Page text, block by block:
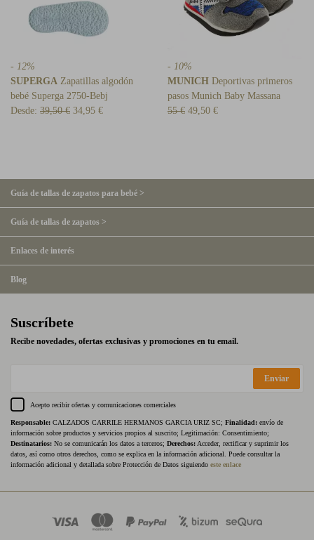
- 12%
SUPERGA Zapatillas algodón
bebé Superga 2750-Bebj
Desde: 39,50 € 34,95 €
- 10%
MUNICH Deportivas primeros
pasos Munich Baby Massana
55 € 49,50 €
Guía de tallas de zapatos para bebé >
Guía de tallas de zapatos >
Enlaces de interés
Blog
Suscríbete
Recibe novedades, ofertas exclusivas y promociones en tu email.
Enviar
Acepto recibir ofertas y comunicaciones comerciales
Responsable: CALZADOS CARRILE HERMANOS GARCIA URIZ SC; Finalidad: envío de
información sobre productos y servicios propios al suscrito; Legitimación: Consentimiento;
Destinatarios: No se comunicarán los datos a terceros; Derechos: Acceder, rectificar y suprimir los
datos, así como otros derechos, como se explica en la información adicional. Puede consultar la
información adicional y detallada sobre Protección de Datos siguiendo este enlace